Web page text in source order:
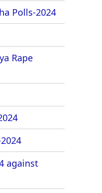
Polls-2024
Rape
against